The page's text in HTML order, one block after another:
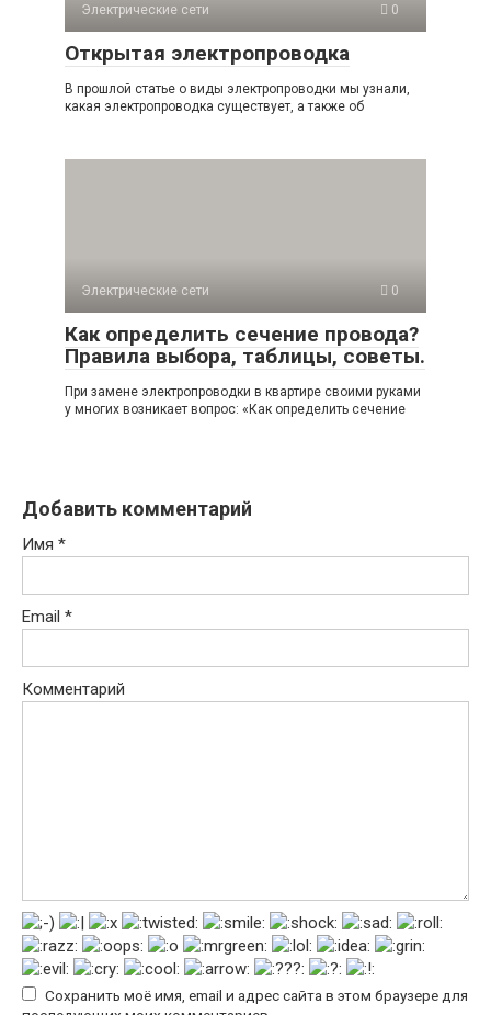
Электрические сети 0
Открытая электропроводка
В прошлой статье о виды электропроводки мы узнали,
какая электропроводка существует, а также об
Электрические сети 0
Как определить сечение провода?
Правила выбора, таблицы, советы.
При замене электропроводки в квартире своими руками
у многих возникает вопрос: «Как определить сечение
Добавить комментарий
Имя *
Email *
Комментарий
Сохранить моё имя, email и адрес сайта в этом браузере для